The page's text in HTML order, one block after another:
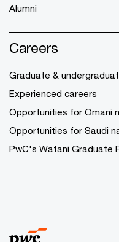
Alumni
Careers
Graduate &
Experienced careers
Opportunities for Omani
Opportunities for Saudi
PwC's Watani Graduate